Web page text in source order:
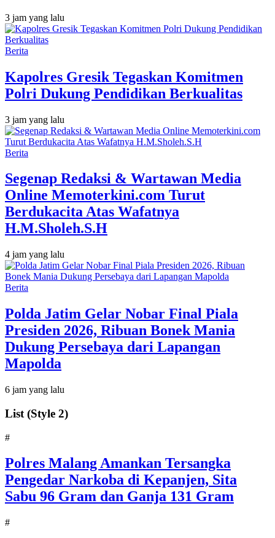
3 jam yang lalu
Berita
Kapolres Gresik Tegaskan Komitmen
Polri Dukung Pendidikan Berkualitas
3 jam yang lalu
Berita
Segenap Redaksi & Wartawan Media
Online Memoterkini.com Turut
Berdukacita Atas Wafatnya
H.M.Sholeh.S.H
4 jam yang lalu
Berita
Polda Jatim Gelar Nobar Final Piala
Presiden 2026, Ribuan Bonek Mania
Dukung Persebaya dari Lapangan
Mapolda
6 jam yang lalu
List (Style 2)
#
Polres Malang Amankan Tersangka
Pengedar Narkoba di Kepanjen, Sita
Sabu 96 Gram dan Ganja 131 Gram
#